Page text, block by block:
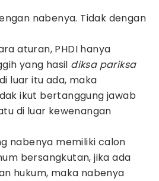
nabenya. Tidak dengan
aturan, PHDI hanya
yang hasil diksa pariksa
luar itu ada, maka
ikut bertanggung jawab
di luar kewenangan
nabenya memiliki calon
bersangkutan, jika ada
hukum, maka nabenya